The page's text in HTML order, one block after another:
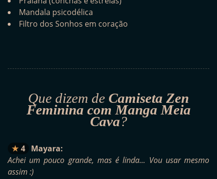
Mandala psicodélica
Filtro dos Sonhos em coração
Que dizem de Camiseta Zen
Feminina com Manga Meia
Cava?
4
Mayara:
Achei um pouco grande, mas é linda... Vou usar mesmo
assim :)